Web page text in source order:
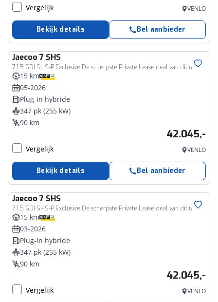
Vergelijk VENLO
Bekijk details Bel aanbieder
Jaecoo 7 SHS
7 1.5 GDI SHS-P Exclusive De scherpste Private Lease deal van dit moment!!
15 km
05-2026
Plug-in hybride
347 pk (255 kW)
90 km
42.045,-
Vergelijk VENLO
Bekijk details Bel aanbieder
Jaecoo 7 SHS
7 1.5 GDI SHS-P Exclusive De scherpste Private Lease deal van dit moment!!
15 km
03-2026
Plug-in hybride
347 pk (255 kW)
90 km
42.045,-
Vergelijk VENLO